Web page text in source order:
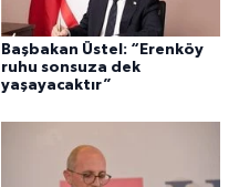
Başbakan Üstel: “Erenköy
ruhu sonsuza dek
yaşayacaktır”